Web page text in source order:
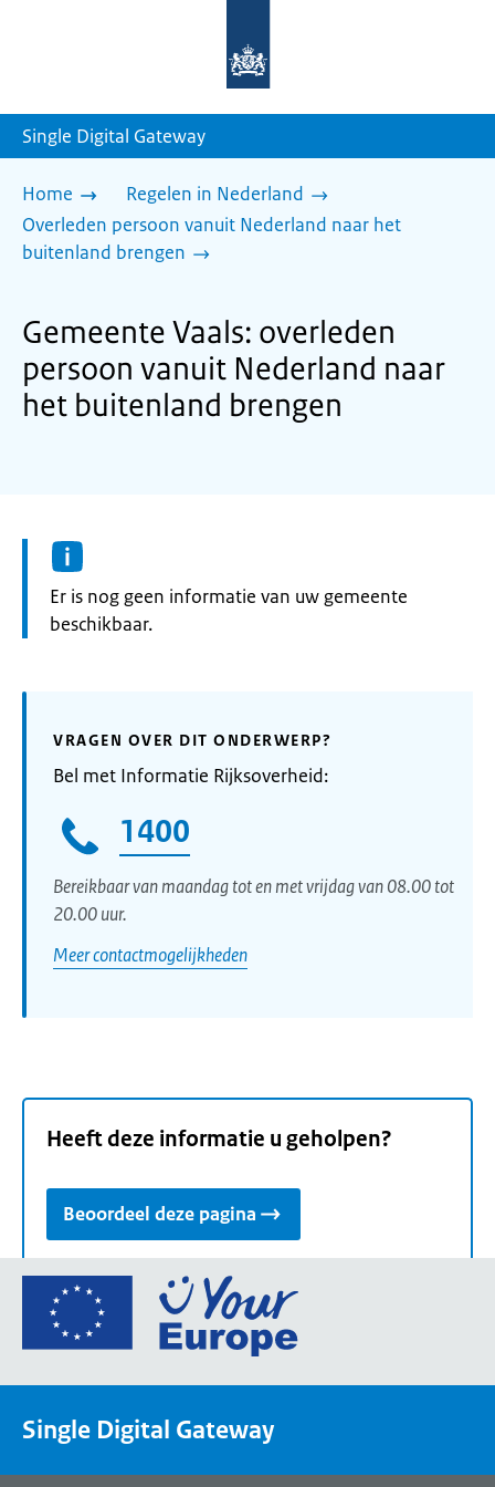
homepage
Single Digital Gateway
Home
Regelen in Nederland
Overleden persoon vanuit Nederland naar het
buitenland brengen
Gemeente Vaals: overleden
persoon vanuit Nederland naar
het buitenland brengen
Informatie:
Er is nog geen informatie van uw gemeente
beschikbaar.
VRAGEN OVER DIT ONDERWERP?
Bel met Informatie Rijksoverheid:
1400
Bereikbaar van maandag tot en met vrijdag van 08.00 tot
20.00 uur.
Meer contactmogelijkheden
Heeft deze informatie u geholpen?
Beoordeel deze pagina
Ga
de
een
Single Digital Gateway